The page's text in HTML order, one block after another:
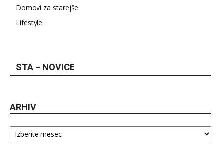
Domovi za starejše
Lifestyle
STA – NOVICE
ARHIV
Arhiv